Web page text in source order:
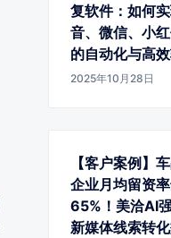
复软件：如何
音、微信、小
的自动化与高
2025年10月28日
【客户案例】
企业月均留资
65%！美洽AI
新媒体线索转化